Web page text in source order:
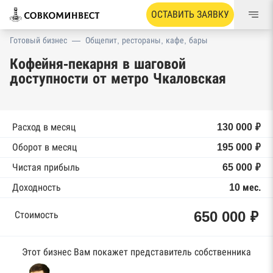
ОСТАВИТЬ ЗАЯВКУ
Готовый бизнес — Общепит, рестораны, кафе, бары
Кофейня-пекарня в шаговой
доступности от метро Чкаловская
Расход в месяц
130 000 ₽
Оборот в месяц
195 000 ₽
Чистая прибыль
65 000 ₽
Доходность
10 мес.
Стоимость 650 000 ₽
Этот бизнес Вам покажет представитель собственника